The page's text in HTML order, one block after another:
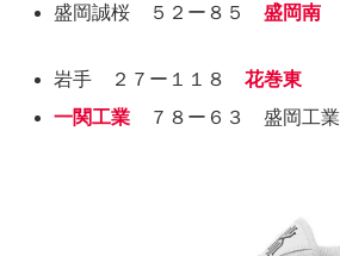
盛岡誠桜 ５２ー８５盛岡南
岩手 ２７ー１１８花巻東
一関工業 ７８ー６３ 盛岡工業